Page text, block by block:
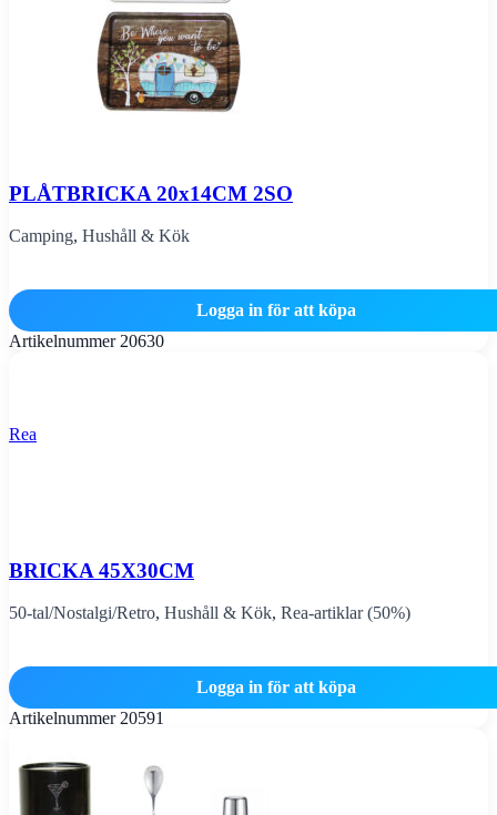
PLÅTBRICKA 20x14CM 2SO
Camping, Hushåll & Kök
Logga in för att köpa
Artikelnummer 20630
Rea
BRICKA 45X30CM
50-tal/Nostalgi/Retro, Hushåll & Kök, Rea-artiklar (50%)
Logga in för att köpa
Artikelnummer 20591